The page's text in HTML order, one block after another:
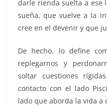
darle rienda suelta a ese
sueña, que vuelve a la
cree en el devenir y que
De hecho, lo define
replegarnos y
soltar cuestiones
contacto con el lado
lado que aborda la vida a